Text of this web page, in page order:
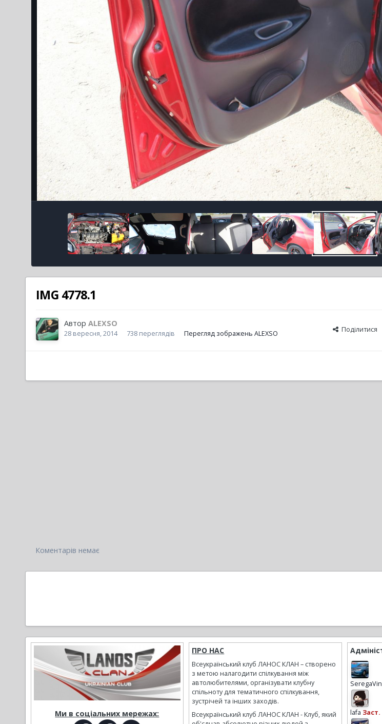
IMG 4778.1
Автор ALEXSO
28 вересня, 2014 738 переглядів Перегляд зображень ALEXSO Поділитися
Коментарів немає
Ми в соціальних мережах:
ПРО НАС
Всеукраїнський клуб ЛАНОС КЛАН – створено
з метою налагодити спілкування між
автолюбителями, організувати клубну
спільноту для тематичного спілкування,
зустрічей та інших заходів.
Всеукраїнський клуб ЛАНОС КЛАН - Клуб, який
SeregaVin
lafa Заст.